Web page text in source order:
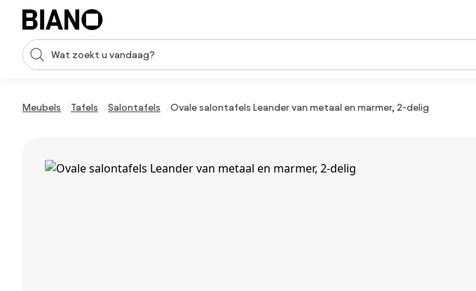
Navigatie overslaan, naar inhoud springen
Zoekopdracht invoeren
Meubels Tafels Salontafels Ovale salontafels Leander van metaal en marmer, 2-delig